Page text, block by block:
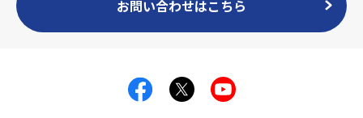
お問い合わせはこちら